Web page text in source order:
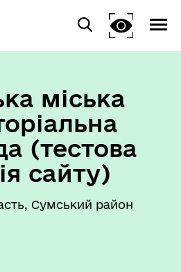
міська
(тестова
сайту)
Сумський район